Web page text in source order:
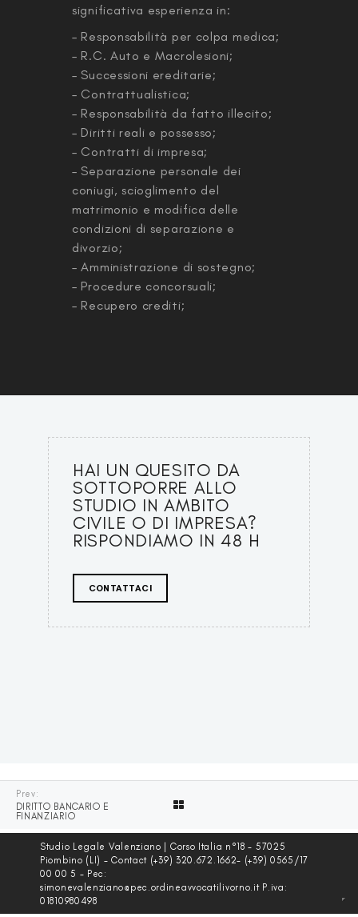
significativa esperienza in:
– Responsabilità per colpa medica;
– R.C. Auto e Macrolesioni;
– Successioni ereditarie;
– Contrattualistica;
– Responsabilità da fatto illecito;
– Diritti reali e possesso;
– Contratti di impresa;
– Separazione personale dei
coniugi, scioglimento del
matrimonio e modifica delle
condizioni di separazione e
divorzio;
– Amministrazione di sostegno;
– Procedure concorsuali;
– Recupero crediti;
HAI UN QUESITO DA
SOTTOPORRE ALLO
STUDIO IN AMBITO
CIVILE O DI IMPRESA?
RISPONDIAMO IN 48 H
CONTATTACI
Prev:
DIRITTO BANCARIO E
FINANZIARIO
Studio Legale Valenziano | Corso Italia n°18 - 57025
Piombino (LI) - Contact (+39) 320.672.1662- (+39) 0565/17
00 00 5 - Pec:
simonevalenziano@pec.ordineavvocatilivorno.it P.iva:
01810980498